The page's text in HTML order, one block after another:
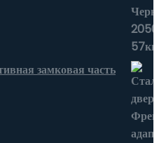
замковая часть